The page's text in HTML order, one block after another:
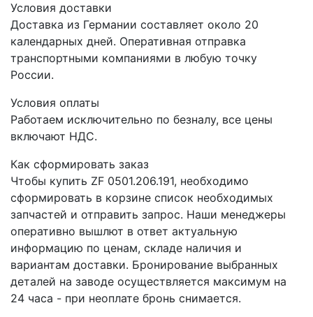
Условия доставки
Доставка из Германии составляет около 20
календарных дней. Оперативная отправка
транспортными компаниями в любую точку
России.
Условия оплаты
Работаем исключительно по безналу, все цены
включают НДС.
Как сформировать заказ
Чтобы купить ZF 0501.206.191, необходимо
сформировать в корзине список необходимых
запчастей и отправить запрос. Наши менеджеры
оперативно вышлют в ответ актуальную
информацию по ценам, складе наличия и
вариантам доставки. Бронирование выбранных
деталей на заводе осуществляется максимум на
24 часа - при неоплате бронь снимается.